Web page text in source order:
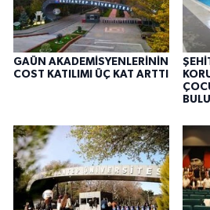
GAÜN AKADEMİSYENLERİNİN
COST KATILIMI ÜÇ KAT ARTTI